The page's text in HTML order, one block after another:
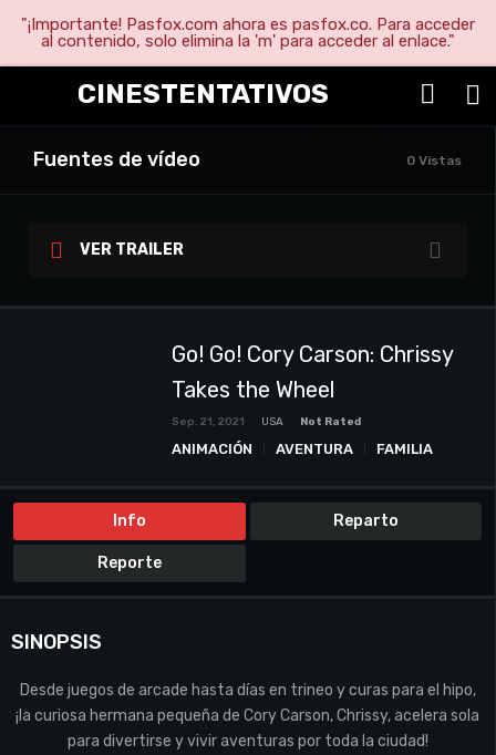
"¡Importante! Pasfox.com ahora es pasfox.co. Para acceder
al contenido, solo elimina la 'm' para acceder al enlace."
CINESTENTATIVOS
Fuentes de vídeo 0 Vistas
VER TRAILER
Go! Go! Cory Carson: Chrissy
Takes the Wheel
Sep. 21, 2021 USA Not Rated
ANIMACIÓN AVENTURA
FAMILIA
Info Reparto
Reporte
SINOPSIS
Desde juegos de arcade hasta días en trineo y curas para el hipo,
¡la curiosa hermana pequeña de Cory Carson, Chrissy, acelera sola
para divertirse y vivir aventuras por toda la ciudad!